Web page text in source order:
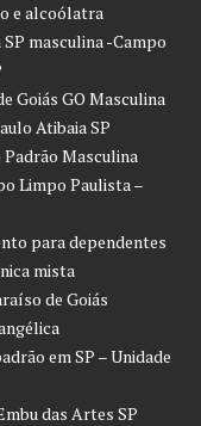
e alcoólatra
masculina -Campo
Goiás GO Masculina
Atibaia SP
Masculina
Limpo Paulista –
para dependentes
mista
de Goiás
em SP – Unidade
das Artes SP